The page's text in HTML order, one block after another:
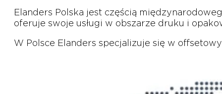
Elanders Polska jest częścią
oferuje swoje usługi w obszarze druku i
W Polsce Elanders specjalizuje się w